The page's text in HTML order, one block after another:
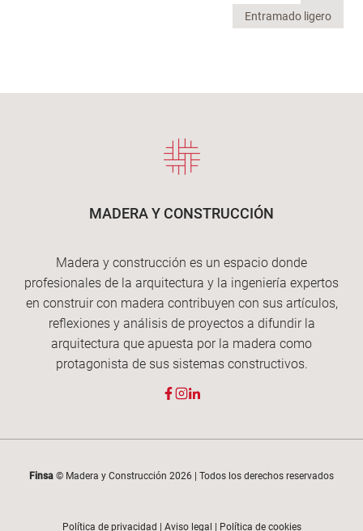
Entramado ligero
MADERA Y CONSTRUCCIÓN
Madera y construcción es un espacio donde
profesionales de la arquitectura y la ingeniería expertos
en construir con madera contribuyen con sus artículos,
reflexiones y análisis de proyectos a difundir la
arquitectura que apuesta por la madera como
protagonista de sus sistemas constructivos.
Finsa © Madera y Construcción 2026 | Todos los derechos reservados
Política de privacidad Aviso legal Política de cookies